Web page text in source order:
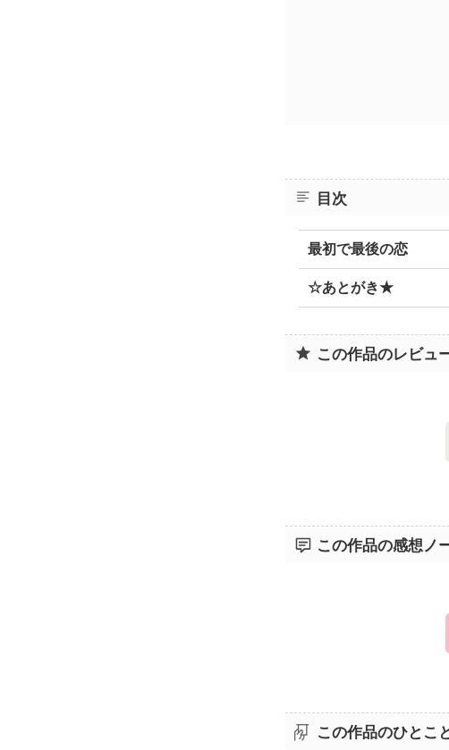
目次
最初で最後の恋
☆あとがき★
この作品のレビュ
この作品の感想ノ
この作品のひとこ